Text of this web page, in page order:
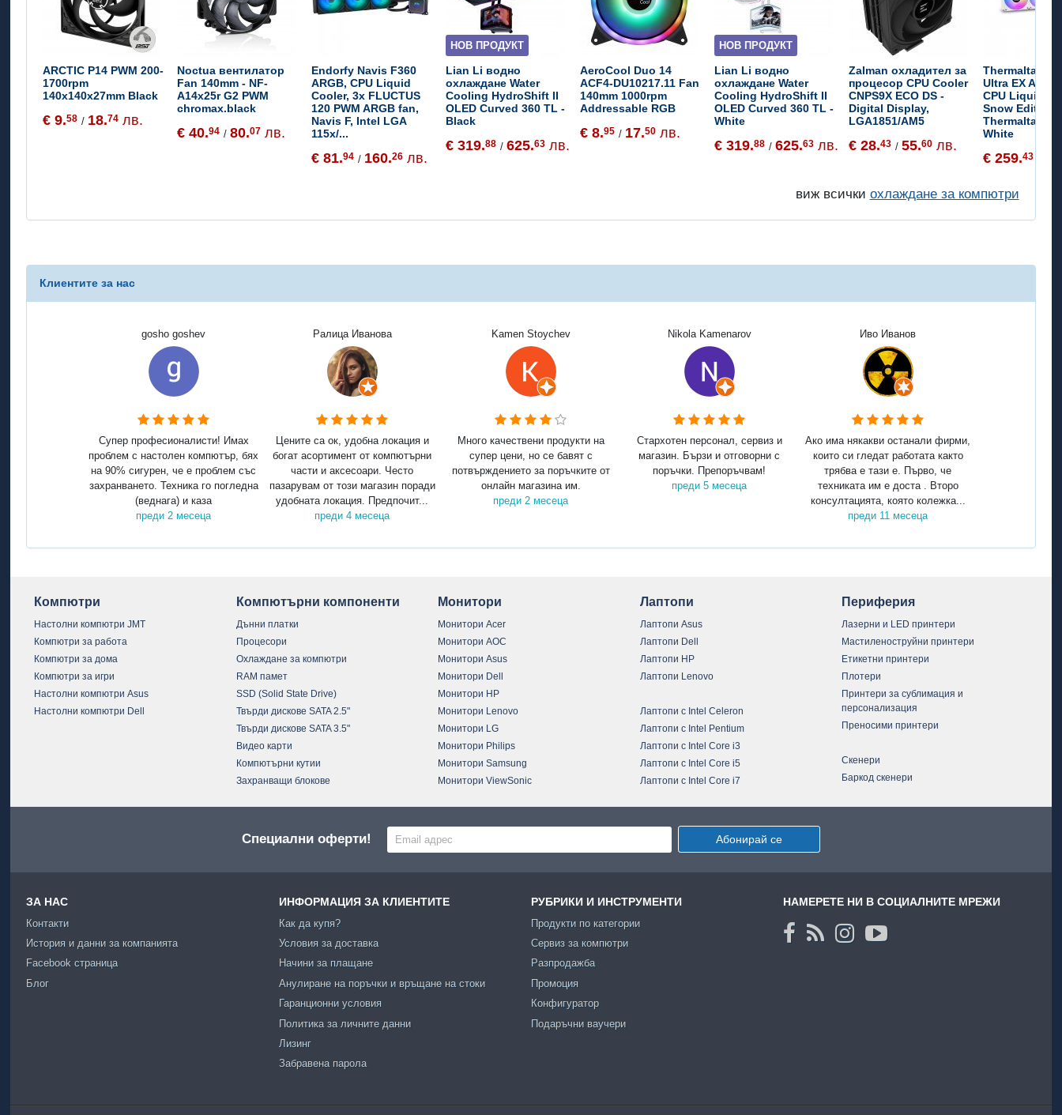
ARCTIC P14 PWM 200-
1700rpm
140x140x27mm Black
€ 9.58 / 18.74 лв.
Noctua вентилатор
Fan 140mm - NF-
A14x25r G2 PWM
chromax.black
€ 40.94 /80.07 лв.
Endorfy Navis F360
ARGB, CPU Liquid
Cooler, 3x FLUCTUS
120 PWM ARGB fan,
Navis F, Intel LGA
115x/...
€ 81.94 / 160.26 лв.
НОВ ПРОДУКТ
Lian Li водно
охлаждане Water
Cooling HydroShift II
OLED Curved 360 TL -
Black
€ 319.88 /625.63 лв.
AeroCool Duo 14
ACF4-DU10217.11 Fan
140mm 1000rpm
Addressable RGB
€ 8.95 / 17.50 лв.
НОВ ПРОДУКТ
Lian Li водно
охлаждане Water
Cooling HydroShift II
OLED Curved 360 TL -
White
€ 319.88 /625.63 лв.
Zalman охладител за
процесор CPU Cooler
CNPS9X ECO DS -
Digital Display,
LGA1851/AM5
€ 28.43 /55.60 лв.
Thermaltake
Ultra EX
CPU Liquid
Snow Edition
Thermaltake
White
€ 259.43
виж всички охлаждане за компютри
Клиентите за нас
gosho goshev
Супер професионалисти! Имах
проблем с настолен компютър, бях
на 90% сигурен, че е проблем със
захранването. Техника го погледна
(веднага) и каза
преди 2 месеца
Ралица Иванова
Цените са ок, удобна локация и
богат асортимент от компютърни
части и аксесоари. Често
пазарувам от този магазин поради
удобната локация. Предпочит...
преди 4 месеца
Kamen Stoychev
Много качествени продукти на
супер цени, но се бавят с
потвърждението за поръчките от
онлайн магазина им.
преди 2 месеца
Nikola Kamenarov
Стархотен персонал, сервиз и
магазин. Бързи и отговорни с
поръчки. Препоръчвам!
преди 5 месеца
Иво Иванов
Ако има някакви останали фирми,
които си гледат работата както
трябва е тази е. Първо, че
техниката им е доста . Второ
консултацията, която колежка...
преди 11 месеца
Компютри
Настолни компютри JMT
Компютри за работа
Компютри за дома
Компютри за игри
Настолни компютри Asus
Настолни компютри Dell
Компютърни компоненти
Дънни платки
Процесори
Охлаждане за компютри
RAM памет
SSD (Solid State Drive)
Твърди дискове SATA 2.5"
Твърди дискове SATA 3.5"
Видео карти
Компютърни кутии
Захранващи блокове
Монитори
Монитори Acer
Монитори AOC
Монитори Asus
Монитори Dell
Монитори HP
Монитори Lenovo
Монитори LG
Монитори Philips
Монитори Samsung
Монитори ViewSonic
Лаптопи
Лаптопи Asus
Лаптопи Dell
Лаптопи HP
Лаптопи Lenovo
Лаптопи с Intel Celeron
Лаптопи с Intel Pentium
Лаптопи с Intel Core i3
Лаптопи с Intel Core i5
Лаптопи с Intel Core i7
Периферия
Лазерни и LED принтери
Мастиленоструйни принтери
Етикетни принтери
Плотери
Принтери за сублимация и
персонализация
Преносими принтери
Скенери
Баркод скенери
Специални оферти! Абонирай се
ЗА НАС
Контакти
История и данни за компанията
Facebook страница
Блог
ИНФОРМАЦИЯ ЗА КЛИЕНТИТЕ
Как да купя?
Условия за доставка
Начини за плащане
Анулиране на поръчки и връщане на стоки
Гаранционни условия
Политика за личните данни
Лизинг
Забравена парола
РУБРИКИ И ИНСТРУМЕНТИ
Продукти по категории
Сервиз за компютри
Разпродажба
Промоция
Конфигуратор
Подаръчни ваучери
НАМЕРЕТЕ НИ В СОЦИАЛНИТЕ МРЕЖИ